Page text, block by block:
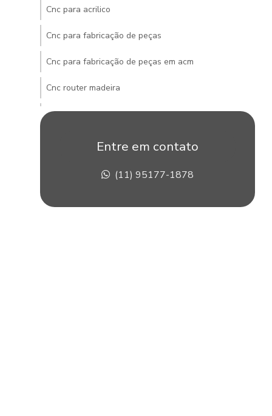
Cnc para acrilico
Cnc para fabricação de peças
Cnc para fabricação de peças em acm
Cnc router madeira
Cnc router pvc
Construção de stands para eventos
Entre em contato
(11) 95177-1878